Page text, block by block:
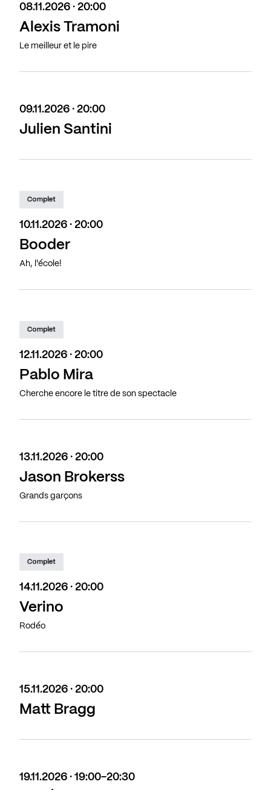
08.11.2026 · 20:00
Alexis Tramoni
Le meilleur et le pire
09.11.2026 · 20:00
Julien Santini
Complet
10.11.2026 · 20:00
Booder
Ah, l'école!
Complet
12.11.2026 · 20:00
Pablo Mira
Cherche encore le titre de son spectacle
13.11.2026 · 20:00
Jason Brokerss
Grands garçons
Complet
14.11.2026 · 20:00
Verino
Rodéo
15.11.2026 · 20:00
Matt Bragg
19.11.2026 · 19:00-20:30